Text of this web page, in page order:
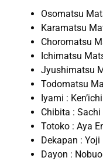
Osomatsu
Karamatsu
Choromatsu
Ichimatsu
Jyushimatsu
Todomatsu
Iyami :
Chibita : Sachi
Totoko : Aya
Dekapan : Yoji
Dayon :